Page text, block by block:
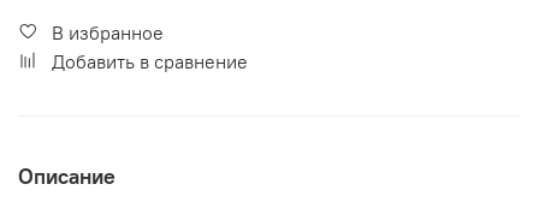
В избранное
Добавить в сравнение
Описание